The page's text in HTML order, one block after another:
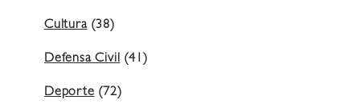
Cultura(38)
Defensa Civil(41)
Deporte(72)